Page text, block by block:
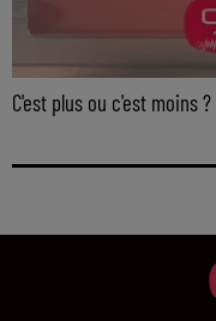
C'est plus ou c'est moins ?